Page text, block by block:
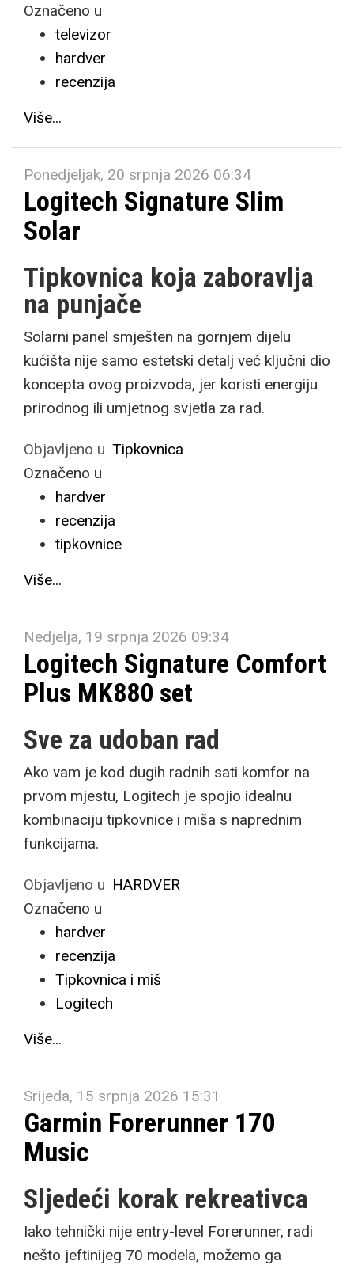
Označeno u
televizor
hardver
recenzija
Više...
Ponedjeljak, 20 srpnja 2026 06:34
Logitech Signature Slim
Solar
Tipkovnica koja zaboravlja
na punjače
Solarni panel smješten na gornjem dijelu
kućišta nije samo estetski detalj već ključni dio
koncepta ovog proizvoda, jer koristi energiju
prirodnog ili umjetnog svjetla za rad.
Objavljeno u Tipkovnica
Označeno u
hardver
recenzija
tipkovnice
Više...
Nedjelja, 19 srpnja 2026 09:34
Logitech Signature Comfort
Plus MK880 set
Sve za udoban rad
Ako vam je kod dugih radnih sati komfor na
prvom mjestu, Logitech je spojio idealnu
kombinaciju tipkovnice i miša s naprednim
funkcijama.
Objavljeno u HARDVER
Označeno u
hardver
recenzija
Tipkovnica i miš
Logitech
Više...
Srijeda, 15 srpnja 2026 15:31
Garmin Forerunner 170
Music
Sljedeći korak rekreativca
Iako tehnički nije entry-level Forerunner, radi
nešto jeftinijeg 70 modela, možemo ga